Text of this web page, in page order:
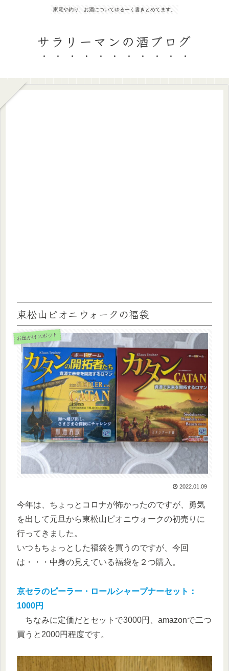
家電や釣り、お酒についてゆるーく書きとめてます。
サラリーマンの酒ブログ
東松山ピオニウォークの福袋
お出かけスポット
2022.01.09
今年は、ちょっとコロナが怖かったのですが、勇気
を出して元旦から東松山ピオニウォークの初売りに
行ってきました。
いつもちょっとした福袋を買うのですが、今回
は・・・中身の見えている福袋を２つ購入。
京セラのピーラー・ロールシャープナーセット：
1000円
ちなみに定価だとセットで3000円、amazonで二つ
買うと2000円程度です。